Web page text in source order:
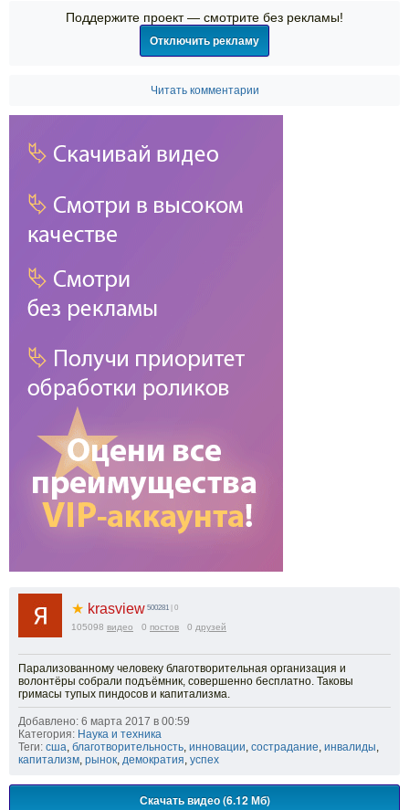
Поддержите проект — смотрите без рекламы!
Отключить рекламу
Читать комментарии
★ krasview 500281 | 0
105098 видео 0 постов 0 друзей
Парализованному человеку благотворительная организация и
волонтёры собрали подъёмник, совершенно бесплатно. Таковы
гримасы тупых пиндосов и капитализма.
Добавлено: 6 марта 2017 в 00:59
Категория: Наука и техника
Теги: сша, благотворительность, инновации, сострадание, инвалиды,
капитализм, рынок, демократия, успех
Скачать видео (6.12 Мб)